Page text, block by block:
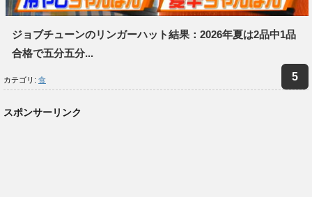
ジョブチューンのリンガーハット結果：2026年夏は2品中1品
合格で五分五分...
カテゴリ: 食
スポンサーリンク